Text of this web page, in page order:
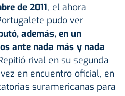
de 2011, el ahora
pudo ver
además, en un
ante nada más y nada
rival en su segunda
en encuentro oficial, en
suramericanas para